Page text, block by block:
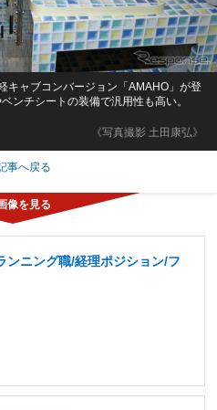
《写真撮影 土田康弘》
キャブコンバージョン「AMAHO」が登
ンチシートの装備で汎用性も高い。
事へ戻る
ンニング職/経理ポジション/フ